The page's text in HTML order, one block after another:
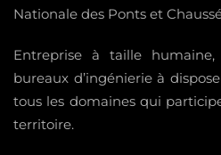
Nationale des Ponts et
Entreprise à taille
bureaux d’ingénierie à
tous les domaines qui
territoire.